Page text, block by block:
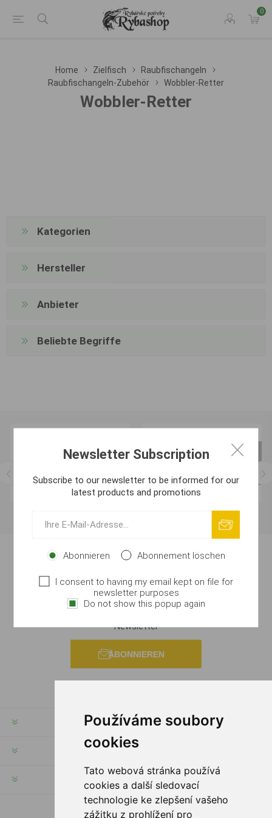
Používáme soubory
cookies
Tato webová stránka používá
cookies a další sledovací
technologie ke zlepšení vašeho
zážitku z prohlížení pro
0
Home Zielfisch
Raubfischangeln
Raubfischangeln-Zubehör
Wobbler-Retter
Wobbler-Retter
Kategorien
Hersteller
Anbieter
Beliebte Begriffe
Newsletter
ABONNIEREN
RECHTE & FRISTEN
KUNDENSERVICE
HILFE & SERVICE
Newsletter Subscription
Subscribe to our newsletter to be informed for our
latest products and promotions
Abonnieren Abonnement löschen
I consent to having my email kept on file for
newsletter purposes
Do not show this popup again